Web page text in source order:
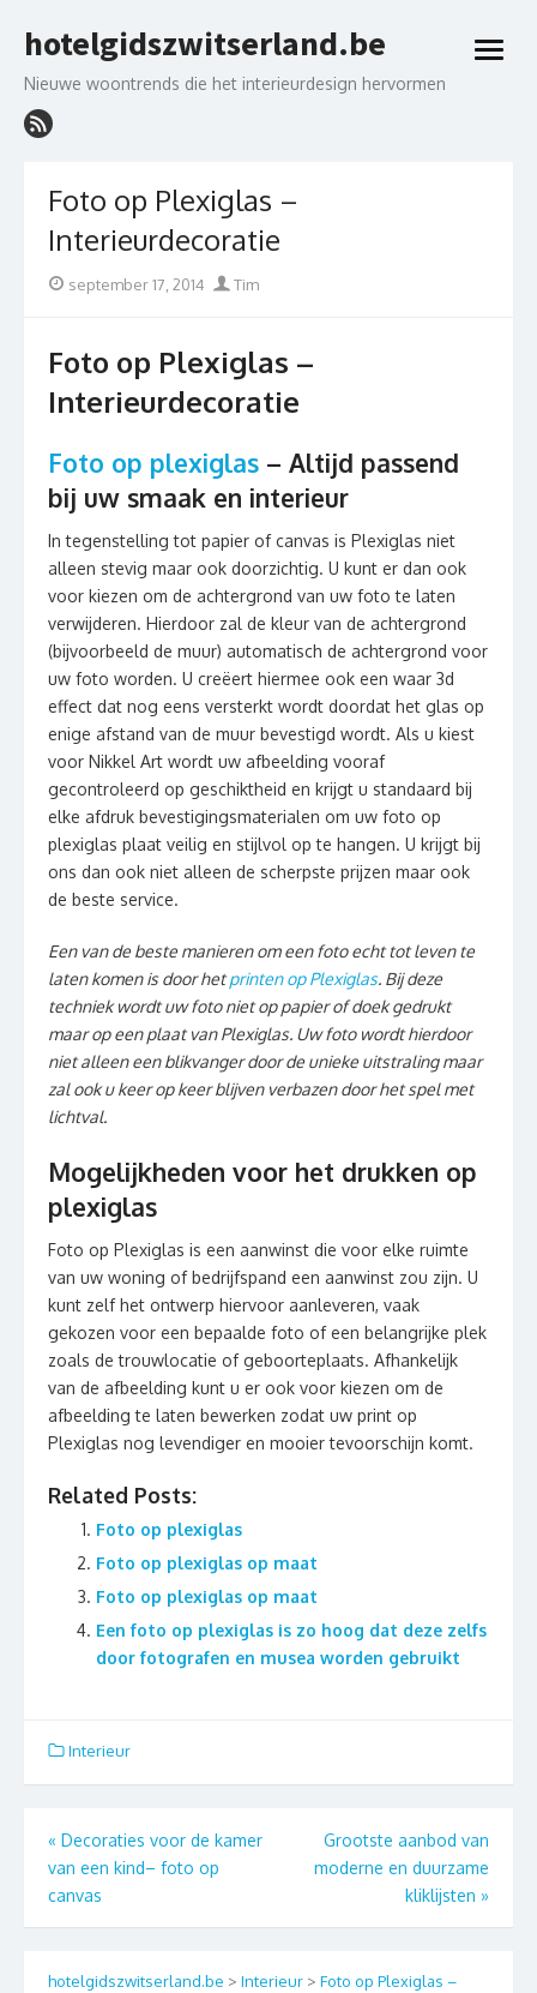
to
hotelgidszwitserland.be
Nieuwe woontrends die het interieurdesign hervormen
open
Foto op Plexiglas –
Interieurdecoratie
Posted
september 17, 2014 Author
Tim
Foto op Plexiglas –
Interieurdecoratie
Foto op plexiglas – Altijd passend
bij uw smaak en interieur
In tegenstelling tot papier of canvas is Plexiglas niet
alleen stevig maar ook doorzichtig. U kunt er dan ook
voor kiezen om de achtergrond van uw foto te laten
verwijderen. Hierdoor zal de kleur van de achtergrond
(bijvoorbeeld de muur) automatisch de achtergrond voor
uw foto worden. U creëert hiermee ook een waar 3d
effect dat nog eens versterkt wordt doordat het glas op
enige afstand van de muur bevestigd wordt. Als u kiest
voor Nikkel Art wordt uw afbeelding vooraf
gecontroleerd op geschiktheid en krijgt u standaard bij
elke afdruk bevestigingsmaterialen om uw foto op
plexiglas plaat veilig en stijlvol op te hangen. U krijgt bij
ons dan ook niet alleen de scherpste prijzen maar ook
de beste service.
Een van de beste manieren om een foto echt tot leven te
laten komen is door hetprinten op Plexiglas. Bij deze
techniek wordt uw foto niet op papier of doek gedrukt
maar op een plaat van Plexiglas. Uw foto wordt hierdoor
niet alleen een blikvanger door de unieke uitstraling maar
zal ook u keer op keer blijven verbazen door het spel met
lichtval.
Mogelijkheden voor het drukken op
plexiglas
Foto op Plexiglas is een aanwinst die voor elke ruimte
van uw woning of bedrijfspand een aanwinst zou zijn. U
kunt zelf het ontwerp hiervoor aanleveren, vaak
gekozen voor een bepaalde foto of een belangrijke plek
zoals de trouwlocatie of geboorteplaats. Afhankelijk
van de afbeelding kunt u er ook voor kiezen om de
afbeelding te laten bewerken zodat uw print op
Plexiglas nog levendiger en mooier tevoorschijn komt.
Related Posts:
Foto op plexiglas
Foto op plexiglas op maat
Foto op plexiglas op maat
Een foto op plexiglas is zo hoog dat deze zelfs
door fotografen en musea worden gebruikt
Interieur
Berichtnavigatie
« Decoraties voor de kamer
van een kind– foto op
canvas
Grootste aanbod van
moderne en duurzame
kliklijsten »
hotelgidszwitserland.be > Interieur > Foto op Plexiglas –